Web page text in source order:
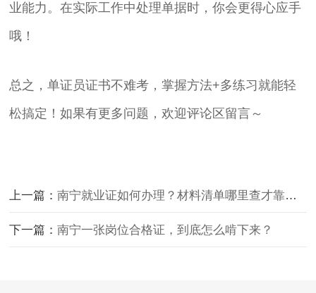
业能力。在实际工作中处理单据时，你会更得心应手
哦！
总之，单证员证书不难考，掌握方法+多练习就能轻
松搞定！如果有更多问题，欢迎评论区留言～
上一篇：南宁就业证如何办理？材料清单哪里查才靠谱？
下一篇：南宁一张岗位合格证，到底怎么啃下来？